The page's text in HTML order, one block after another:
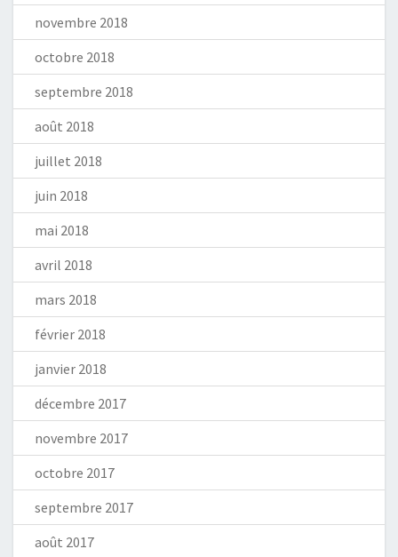
novembre 2018
octobre 2018
septembre 2018
août 2018
juillet 2018
juin 2018
mai 2018
avril 2018
mars 2018
février 2018
janvier 2018
décembre 2017
novembre 2017
octobre 2017
septembre 2017
août 2017